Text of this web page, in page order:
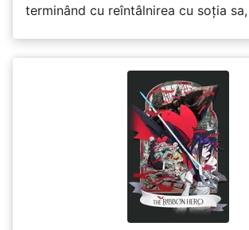
terminând cu reîntâlnirea cu soția